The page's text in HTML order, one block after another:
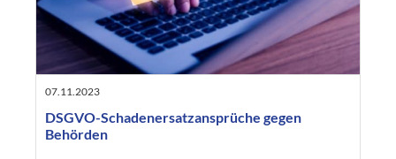
07.11.2023
DSGVO-Schadenersatzansprüche gegen
Behörden